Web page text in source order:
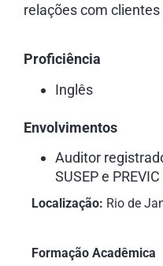
relações com
Proficiência
Inglês
Envolvimentos
Auditor
SUSEP e PREVIC
Localização: Rio de
Formação Acadêmica